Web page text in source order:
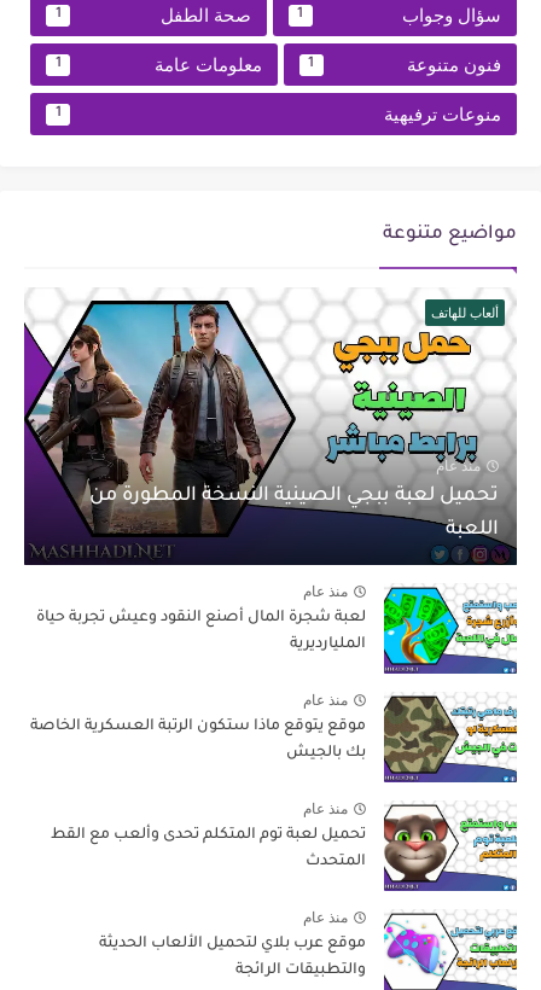
سؤال وجواب 1 صحة الطفل 1
فنون متنوعة 1 معلومات عامة 1
منوعات ترفيهية 1
مواضيع متنوعة
ألعاب للهاتف
منذ عام
تحميل لعبة ببجي الصينية النسخة المطورة من
اللعبة
منذ عام
لعبة شجرة المال أصنع النقود وعيش تجربة حياة
المليارديرية
منذ عام
موقع يتوقع ماذا ستكون الرتبة العسكرية الخاصة
بك بالجيش
منذ عام
تحميل لعبة توم المتكلم تحدى وألعب مع القط
المتحدث
منذ عام
موقع عرب بلاي لتحميل الألعاب الحديثة
والتطبيقات الرائجة